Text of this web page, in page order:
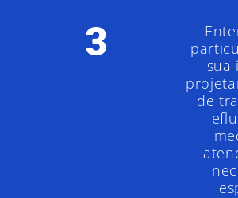
3
sua
de